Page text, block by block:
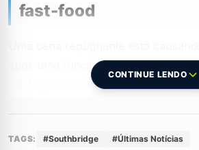
fast-food
após uma funcionária de uma
ser flagrada em um ato de total falta
clientes.
CONTINUE LENDO
TAGS: #Southbridge #Últimas Notícias